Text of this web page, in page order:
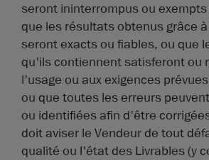
seront ininterrompus ou
que les résultats obtenus grâce
seront exacts ou fiables, ou que
qu'ils contiennent satisferont ou
l'usage ou aux exigences
ou que toutes les erreurs
ou identifiées afin d'être
doit aviser le Vendeur de tout
qualité ou l'état des Livrables (y